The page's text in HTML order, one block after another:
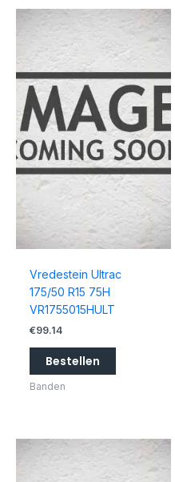
Vredestein Ultrac
175/50 R15 75H
VR1755015HULT
€99.14
Bestellen
Banden